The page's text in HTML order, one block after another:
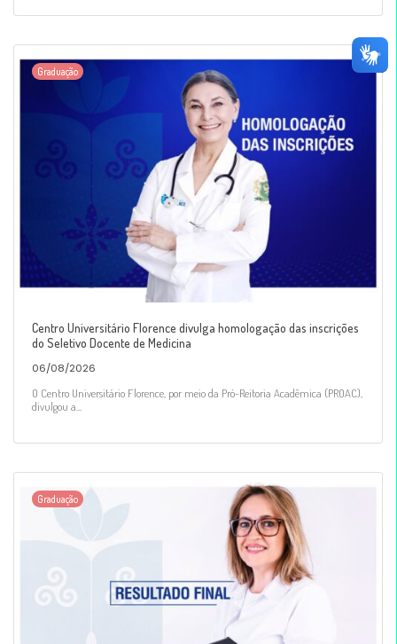
Graduação
Centro Universitário Florence divulga homologação das inscrições
do Seletivo Docente de Medicina
06/08/2026
O Centro Universitário Florence, por meio da Pró-Reitoria Acadêmica (PROAC),
divulgou a...
Graduação